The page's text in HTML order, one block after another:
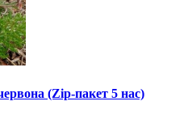
(Zip-пакет 5 нас)